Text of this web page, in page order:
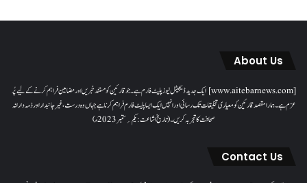
About Us
[www.aitebarnews.com] ایک جدید ڈیجیٹل نیوز پلیٹ فارم ہے۔ جو قارئین کو مستند خبریں اور مضامین فراہم کرنے کے لیے پُر
عزم ہے۔ ہمارا مقصدقارئین کو معیاری تخلیقات تک رسائی اور انہیں ایک ایسا پلیٹ فارم فراہم کرنا ہے جہاں وہ درست، غیر جانبدار اور ذمہ دارانہ
صحافت کا تجربہ کریں۔( تاریخ اشاعت : یکم؍ ستمبر 2023ء)
Contact Us